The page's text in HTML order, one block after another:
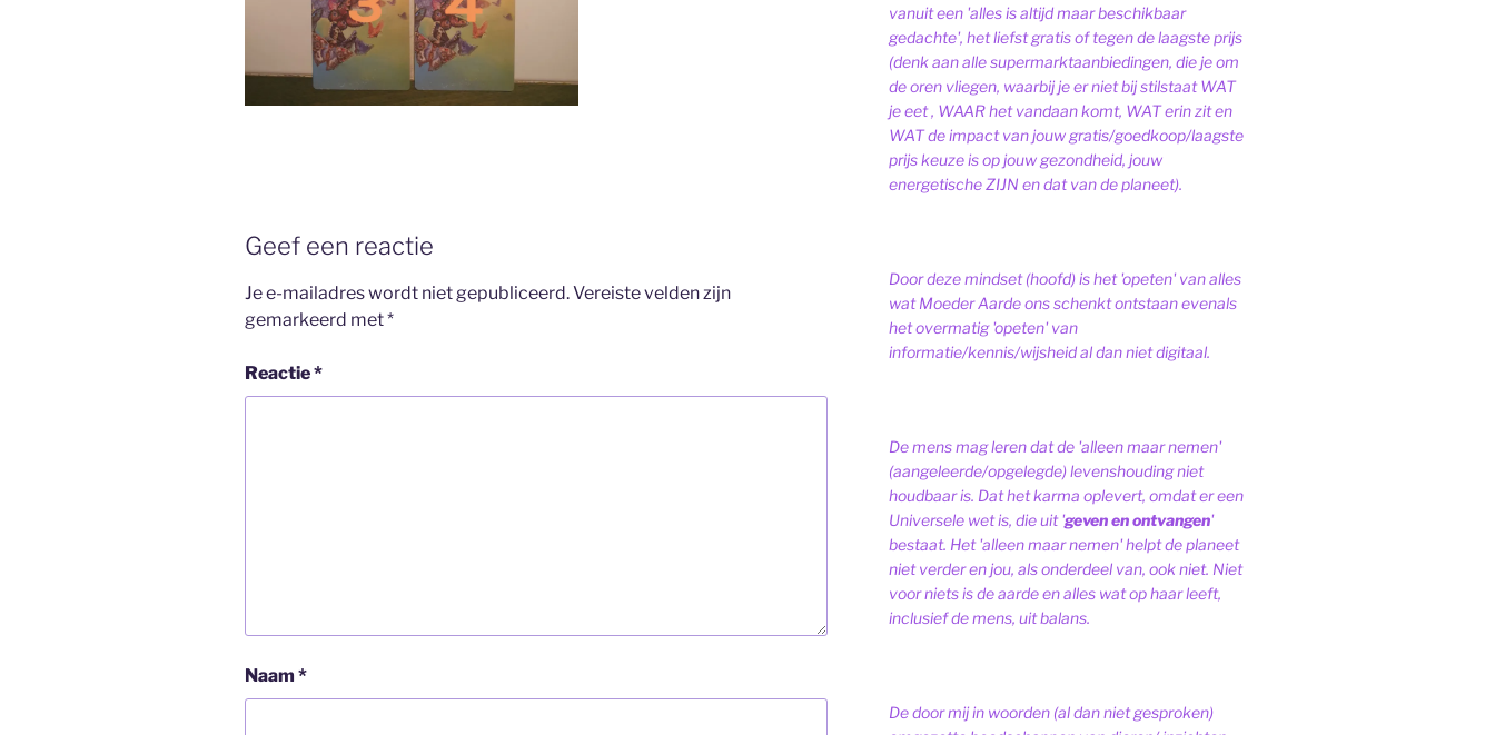
Geef een reactie
Je e-mailadres wordt niet gepubliceerd.Vereiste velden zijn
gemarkeerd met*
Reactie*
Naam *
vanuit een 'alles is altijd maar beschikbaar
gedachte', het liefst gratis of tegen de laagste prijs
(denk aan alle supermarktaanbiedingen, die je om
de oren vliegen, waarbij je er niet bij stilstaat WAT
je eet , WAAR het vandaan komt, WAT erin zit en
WAT de impact van jouw gratis/goedkoop/laagste
prijs keuze is op jouw gezondheid, jouw
energetische ZIJN en dat van de planeet).
Door deze mindset (hoofd) is het 'opeten' van alles
wat Moeder Aarde ons schenkt ontstaan evenals
het overmatig 'opeten' van
informatie/kennis/wijsheid al dan niet digitaal.
De mens mag leren dat de 'alleen maar nemen'
(aangeleerde/opgelegde) levenshouding niet
houdbaar is. Dat het karma oplevert, omdat er een
Universele wet is, die uit 'geven en ontvangen'
bestaat. Het 'alleen maar nemen' helpt de planeet
niet verder en jou, als onderdeel van, ook niet. Niet
voor niets is de aarde en alles wat op haar leeft,
inclusief de mens, uit balans.
De door mij in woorden (al dan niet gesproken)